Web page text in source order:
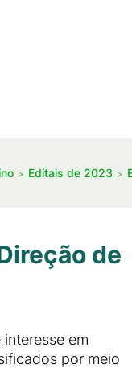
Editais de 2023
de
em
por meio